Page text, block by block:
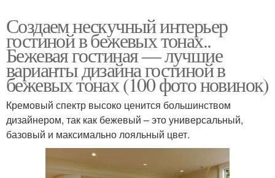
Создаем нескучный интерьер
гостиной в бежевых тонах..
Бежевая гостиная — лучшие
варианты дизайна гостиной в
бежевых тонах (100 фото новинок)
Кремовый спектр высоко ценится большинством
дизайнером, так как бежевый – это универсальный,
базовый и максимально лояльный цвет.